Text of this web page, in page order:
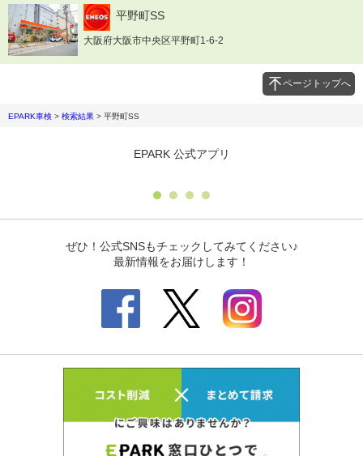
平野町SS
大阪府大阪市中央区平野町1-6-2
ページトップへ
EPARK車検 > 検索結果 > 平野町SS